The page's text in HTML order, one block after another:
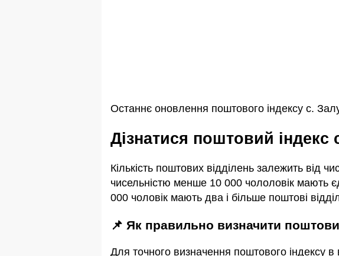
Останнє оновлення поштового індексу с.
Дізнатися поштовий
Кількість поштових відділень залежить від
чисельністю менше 10 000 чололовік мають
000 чоловік мають два і більше поштові
📌 Як правильно визначити
Для точного визначення поштового індексу